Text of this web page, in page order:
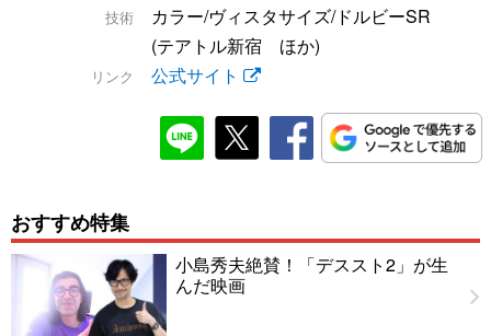
技術
カラー/ヴィスタサイズ/ドルビーSR
(テアトル新宿 ほか)
リンク 公式サイト
おすすめ特集
小島秀夫絶賛！「デススト2」が生
んだ映画